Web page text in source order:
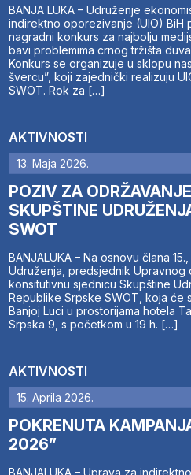
BANJA LUKA – Udruženje
indirektno oporezivanje (UIO) BiH
nagradni konkurs za najbolju
bavi problemima crnog tržišta
Konkurs se organizuje u sklopu
švercu”, koji zajednički realizuju
SWOT. Rok za […]
AKTIVNOSTI
13. Maja 2026.
POZIV ZA
SKUPŠTINE
SWOT
BANJALUKA – Na osnovu člana
Udruženja, predsjednik Upravnog
konsitutivnu sjednicu Skupštine
Republike Srpske SWOT, koja će
Banjoj Luci u prostorijama hotela
Srpska 9, s početkom u 19 h. […]
AKTIVNOSTI
15. Aprila 2026.
POKRENUTA
2026”
BANJALUKA – Uprava za